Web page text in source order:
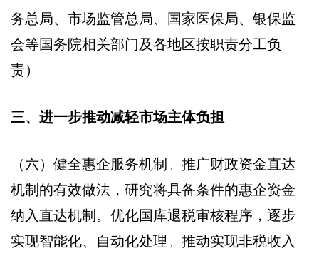
务总局、市场监管总局、国家医保局、银保监
会等国务院相关部门及各地区按职责分工负
责）
三、进一步推动减轻市场主体负担
（六）健全惠企服务机制。推广财政资金直达
机制的有效做法，研究将具备条件的惠企资金
纳入直达机制。优化国库退税审核程序，逐步
实现智能化、自动化处理。推动实现非税收入